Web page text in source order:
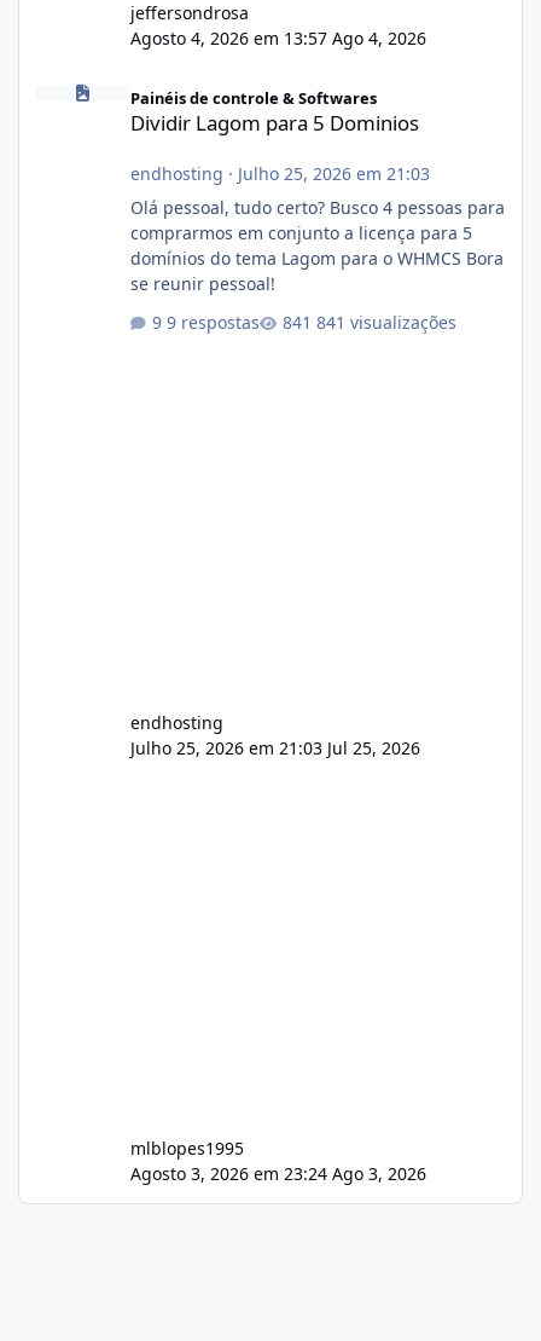
jeffersondrosa
Agosto 4, 2026 em 13:57 Ago 4, 2026
Dividir Lagom para 5 Dominios
Painéis de controle & Softwares
Dividir Lagom para 5 Dominios
endhosting · Julho 25, 2026 em 21:03
Olá pessoal, tudo certo? Busco 4 pessoas para
comprarmos em conjunto a licença para 5
domínios do tema Lagom para o WHMCS Bora
se reunir pessoal!
9 respostas
841 visualizações
endhosting
Julho 25, 2026 em 21:03 Jul 25, 2026
mlblopes1995
Agosto 3, 2026 em 23:24 Ago 3, 2026